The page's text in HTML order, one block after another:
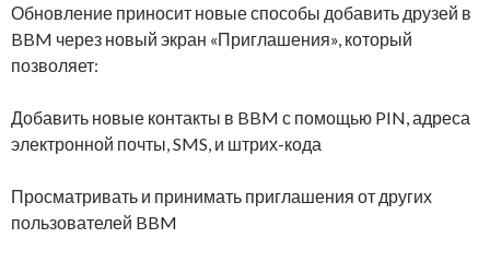
Обновление приносит новые способы добавить друзей в
BBM через новый экран «Приглашения», который
позволяет:
Добавить новые контакты в BBM с помощью PIN, адреса
электронной почты, SMS, и штрих-кода
Просматривать и принимать приглашения от других
пользователей BBM